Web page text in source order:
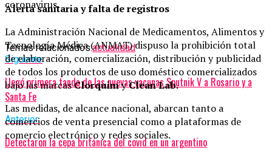
coronavirus.
Temas relacionados:actualidad
Siguente
Llegó primera tanda de las nuevas vacunas Sputnik V a Rosario y a
Santa Fe
Anterior
Detectaron la cepa británica del covid en un argentino
Alerta sanitaria y falta de registros
La Administración Nacional de Medicamentos, Alimentos y
Tecnología Médica (ANMAT) dispuso la prohibición total
de elaboración, comercialización, distribución y publicidad
de todos los productos de uso doméstico comercializados
bajo las marcasClorquimyClean Lab.
Las medidas, de alcance nacional, abarcan tanto a
comercios de venta presencial como a plataformas de
comercio electrónico y redes sociales.